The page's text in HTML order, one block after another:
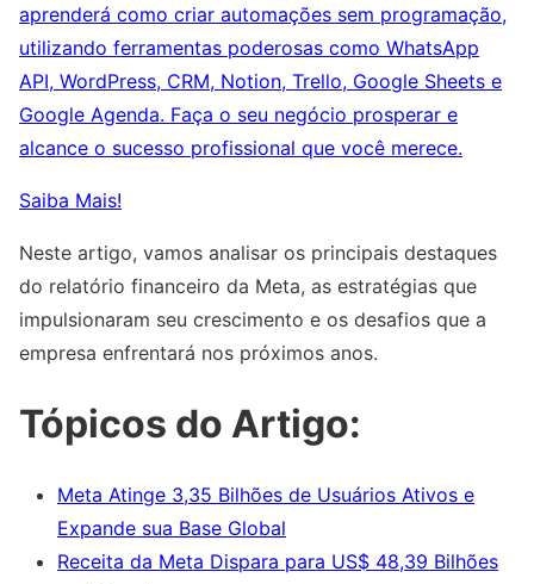
aprenderá como criar automações sem programação,
utilizando ferramentas poderosas como WhatsApp
API, WordPress, CRM, Notion, Trello, Google Sheets e
Google Agenda. Faça o seu negócio prosperar e
alcance o sucesso profissional que você merece.
Saiba Mais!
Neste artigo, vamos analisar os principais destaques
do relatório financeiro da Meta, as estratégias que
impulsionaram seu crescimento e os desafios que a
empresa enfrentará nos próximos anos.
Tópicos do Artigo:
Meta Atinge 3,35 Bilhões de Usuários Ativos e
Expande sua Base Global
Receita da Meta Dispara para US$ 48,39 Bilhões